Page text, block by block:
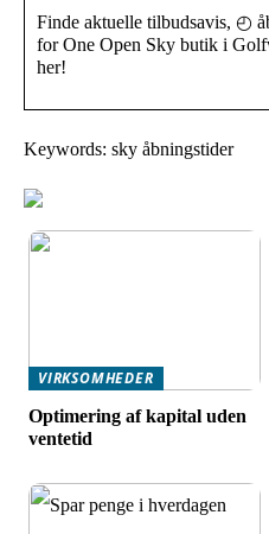
Finde aktuelle tilbudsavis, ◴
for One Open Sky butik i
her!
Keywords: sky åbningstider
VIRKSOMHEDER
Optimering af kapital uden
ventetid